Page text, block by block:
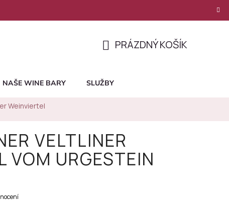
KOŠÍK
PRÁZDNÝ KOŠÍK
NAŠE WINE BARY SLUŽBY
Weinviertel
VELTLINER
VOM URGESTEIN